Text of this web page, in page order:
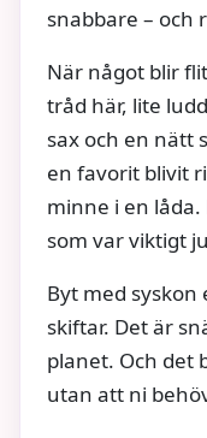
snabbare – och
När något blir
tråd här, lite
sax och en nätt
en favorit blivit
minne i en
som var viktigt
Byt med
skiftar. Det är
planet. Och det
utan att ni